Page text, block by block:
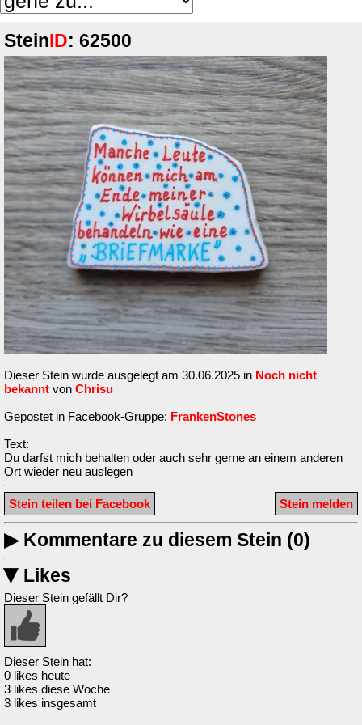
Stein ID: 62500
Dieser Stein wurde ausgelegt am 30.06.2025 in Noch nicht
bekannt von Chrisu
Gepostet in Facebook-Gruppe: FrankenStones
Text:
Du darfst mich behalten oder auch sehr gerne an einem anderen
Ort wieder neu auslegen
Stein melden
Stein teilen bei Facebook
▶Kommentare zu diesem Stein (0)
▶ Likes
Dieser Stein gefällt Dir?
Dieser Stein hat:
0 likes heute
3 likes diese Woche
3 likes insgesamt